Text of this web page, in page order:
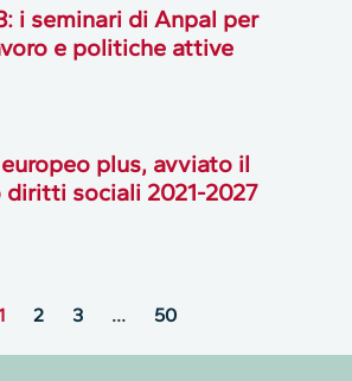
i seminari di Anpal per
e politiche attive
plus, avviato il
sociali 2021-2027
2 3 … 50